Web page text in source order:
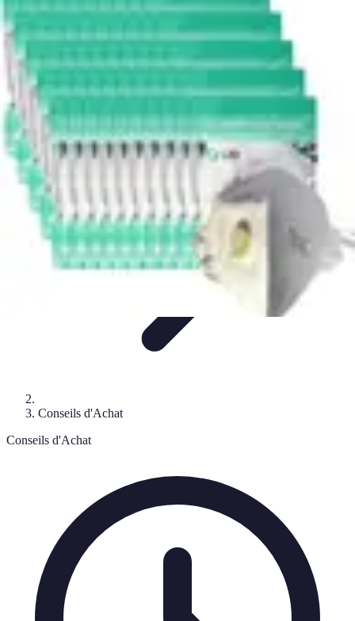
Pièces Agricoles
Choix de pièces
TendancesConseils
d'AchatComparatifs
Pièces Agricoles
Conseils d'Achat
Conseils d'Achat